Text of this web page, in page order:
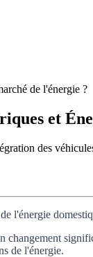
de l'énergie ?
et
des
l'énergie
changement
de l'énergie.